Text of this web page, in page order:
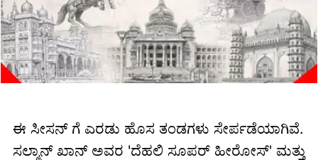
ಈ ಸೀಸನ್ ಗೆ ಎರಡು ಹೊಸ ತಂಡಗಳು ಸೇರ್ಪಡೆಯಾಗಿವೆ.
ಸಲ್ಮಾನ್ ಖಾನ್ ಅವರ 'ದೆಹಲಿ ಸೂಪರ್ ಹೀರೋಸ್' ಮತ್ತು